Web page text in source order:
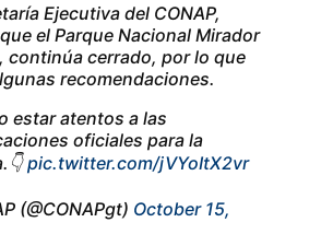
Ejecutiva del CONAP,
el Parque Nacional Mirador
continúa cerrado, por lo que
recomendaciones.
estar atentos a las
oficiales para la
pic.twitter.com/jVYoItX2vr
(@CONAPgt) October 15,